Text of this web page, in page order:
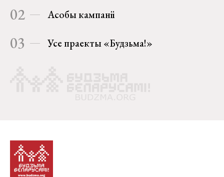
02 Асобы кампаніі
03 Усе праекты «Будзьма!»